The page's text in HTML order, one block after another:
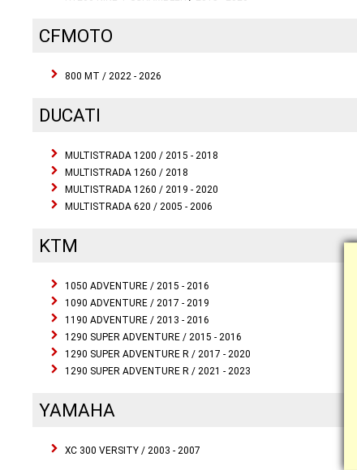
CFMOTO
800 MT / 2022 - 2026
DUCATI
MULTISTRADA 1200 / 2015 - 2018
MULTISTRADA 1260 / 2018
MULTISTRADA 1260 / 2019 - 2020
MULTISTRADA 620 / 2005 - 2006
KTM
1050 ADVENTURE / 2015 - 2016
1090 ADVENTURE / 2017 - 2019
1190 ADVENTURE / 2013 - 2016
1290 SUPER ADVENTURE / 2015 - 2016
1290 SUPER ADVENTURE R / 2017 - 2020
1290 SUPER ADVENTURE R / 2021 - 2023
YAMAHA
XC 300 VERSITY / 2003 - 2007